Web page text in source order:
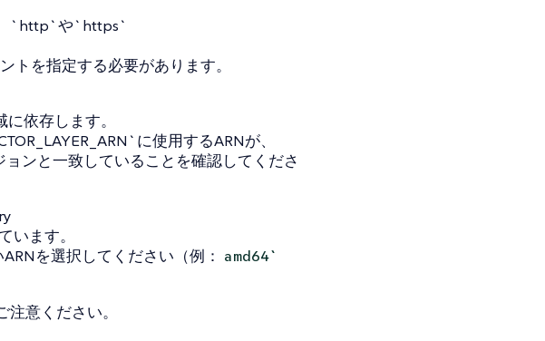
、`http`や`https`
トを指定する必要があります。
依存します。
に使用するARNが、
ンと一致していることを確認してくださ
います。
を選択してください（例： amd64`
意ください。